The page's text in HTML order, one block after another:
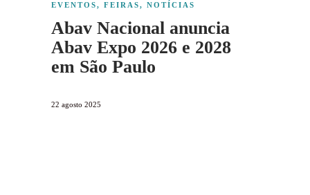
EVENTOS, FEIRAS, NOTÍCIAS
Abav Nacional anuncia
Abav Expo 2026 e 2028
em São Paulo
22 agosto 2025